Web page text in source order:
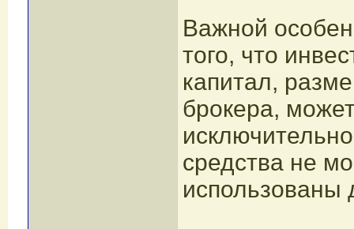
Важной
того, что
капитал,
брокера,
средства не
использованы